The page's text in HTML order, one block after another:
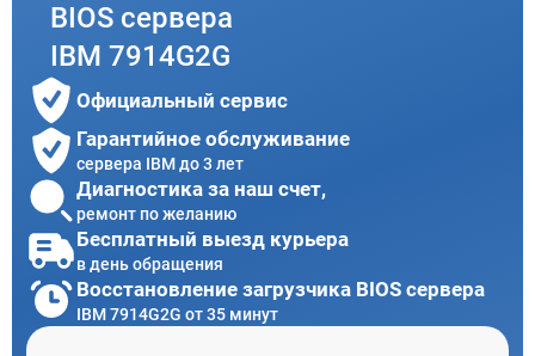
BIOS сервера
IBM 7914G2G
Официальный сервис
Гарантийное обслуживание
сервера IBM до 3 лет
Диагностика за наш счет,
ремонт по желанию
Бесплатный выезд курьера
в день обращения
Восстановление загрузчика BIOS сервера
IBM 7914G2G от 35 минут